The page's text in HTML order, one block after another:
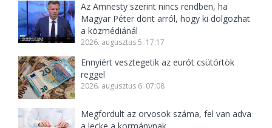
Az Amnesty szerint nincs rendben, ha
Magyar Péter dönt arról, hogy ki dolgozhat
a közmédiánál
2026. augusztus 5. 17:17
Ennyiért vesztegetik az eurót csütörtök
reggel
2026. augusztus 6. 07:08
Megfordult az orvosok száma, fel van adva